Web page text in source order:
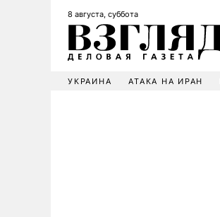
8 августа, суббота
УКРАИНА АТАКА НА ИРАН